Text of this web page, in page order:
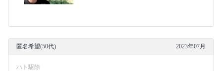
匿名希望(50代) 2023年07月
ハト駆除